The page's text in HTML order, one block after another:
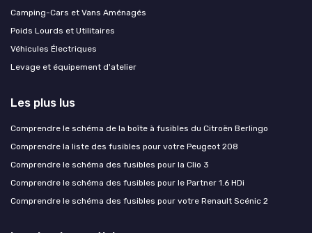
Camping-Cars et Vans Aménagés
Poids Lourds et Utilitaires
Véhicules Électriques
Levage et équipement d'atelier
Les plus lus
Comprendre le schéma de la boîte à fusibles du Citroën Berlingo
Comprendre la liste des fusibles pour votre Peugeot 208
Comprendre le schéma des fusibles pour la Clio 3
Comprendre le schéma des fusibles pour le Partner 1.6 HDi
Comprendre le schéma des fusibles pour votre Renault Scénic 2